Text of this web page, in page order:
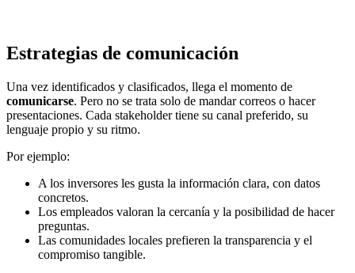
Estrategias de comunicación
Una vez identificados y clasificados, llega el momento de
comunicarse. Pero no se trata solo de mandar correos o hacer
presentaciones. Cada stakeholder tiene su canal preferido, su
lenguaje propio y su ritmo.
Por ejemplo:
A los inversores les gusta la información clara, con datos
concretos.
Los empleados valoran la cercanía y la posibilidad de hacer
preguntas.
Las comunidades locales prefieren la transparencia y el
compromiso tangible.